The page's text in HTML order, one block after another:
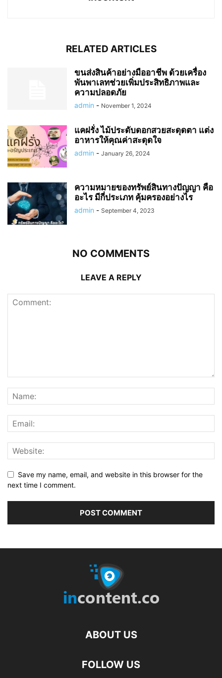
RELATED ARTICLES
ขนส่งสินค้าอย่างมืออาชีพ ด้วยเครื่อง
พันพาเลทช่วยเพิ่มประสิทธิภาพและ
ความปลอดภัย
admin - November 1, 2024
แคฝรั่ง ไม้ประดับดอกสวยสะดุดตา แต่ง
อาหารให้คุณค่าสะดุดใจ
admin - January 26, 2024
ความหมายของทรัพย์สินทางปัญญา คือ
อะไร มีกี่ประเภท คุ้มครองอย่างไร
admin - September 4, 2023
NO COMMENTS
LEAVE A REPLY
Save my name, email, and website in this browser for the
next time I comment.
ABOUT US
FOLLOW US